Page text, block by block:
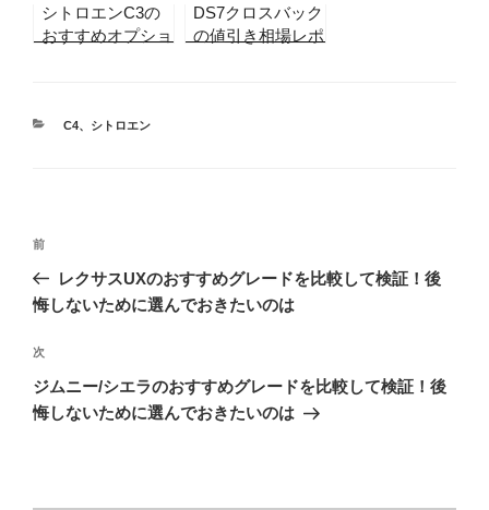
シトロエンC3の
おすすめオプショ
DS7クロスバック
の値引き相場レポ
カ
C4、 シトロエン
投
ナ
ゲ
ー
シ
前
の
投
前
レクサスUXのおすすめグレードを比較して検証！後
悔しないために選んでおきたいのは
次
の
投
次
ジムニー/シエラのおすすめグレードを比較して検証！後
悔しないために選んでおきたいのは